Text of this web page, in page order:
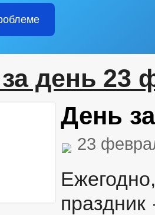
день 23
День
23